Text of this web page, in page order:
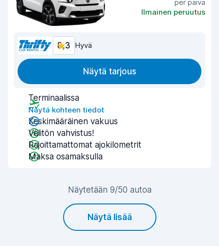
per päivä
Ilmainen peruutus
8,3 Hyvä
Näytä tarjous
Terminaalissa
Näytä kohteen tiedot
Keskimääräinen vakuus
Välitön vahvistus!
Rajoittamattomat ajokilometrit
Maksa osamaksulla
Näytetään 9/50 autoa
Näytä lisää